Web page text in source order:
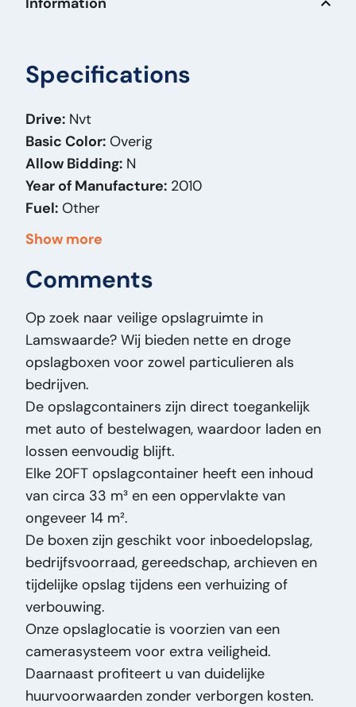
Specifications
Drive: Nvt
Basic Color: Overig
Allow Bidding: N
Year of Manufacture: 2010
Fuel: Other
Bodywork:
Width:235
Payload (kg): 28300
Mass (kg):2.200
Brand:For Rent
Original Model:
Price Type:VastePrijs
General Condition:Very good
Optical Condition:Very good
Technical Condition:Very good
Title:For Rent Storage box Opslag Box – 14
m² / 33 m³ – 20FT Container – TE HUUR –
Lamswaarde PM3008
Addition:Opslag Box – 14 m² / 33 m³ – 20FT
Container – TE HUUR – Lamswaarde
Type:Storage box
Engine Power HP:0
VIN:XXXXXXXXXX
Vehicle Type:Oplegger
Show more
Comments
Op zoek naar veilige opslagruimte in
Lamswaarde? Wij bieden nette en droge
opslagboxen voor zowel particulieren als
bedrijven.
De opslagcontainers zijn direct toegankelijk
met auto of bestelwagen, waardoor laden en
lossen eenvoudig blijft.
Elke 20FT opslagcontainer heeft een inhoud
van circa 33 m³ en een oppervlakte van
ongeveer 14 m².
De boxen zijn geschikt voor inboedelopslag,
bedrijfsvoorraad, gereedschap, archieven en
tijdelijke opslag tijdens een verhuizing of
verbouwing.
Onze opslaglocatie is voorzien van een
camerasysteem voor extra veiligheid.
Daarnaast profiteert u van duidelijke
huurvoorwaarden zonder verborgen kosten.